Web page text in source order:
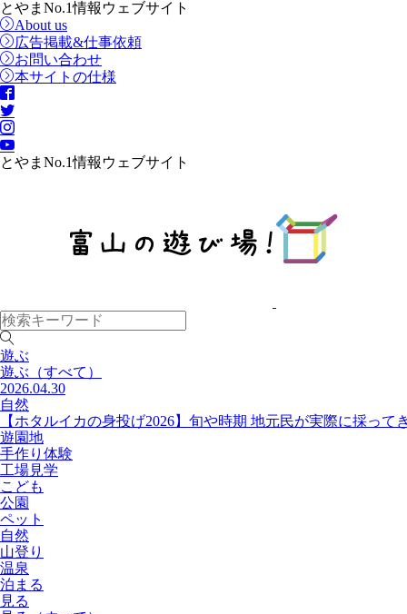
とやまNo.1情報ウェブサイト
About us
広告掲載&仕事依頼
お問い合わせ
本サイトの仕様
とやまNo.1情報ウェブサイト
遊ぶ
遊ぶ （すべて）
2026.04.30
自然
【ホタルイカの身投げ2026】旬や時期 地元民が実際に採って
遊園地
手作り体験
工場見学
こども
公園
ペット
自然
山登り
温泉
泊まる
見る